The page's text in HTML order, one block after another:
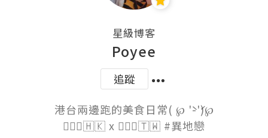
星級博客
Poyee
追蹤
港台兩邊跑的美食日常( ℘ '̀-'́)℘
🙋🏻‍♀️🇭🇰 x 🙋🏽‍♂️🇹🇼 #異地戀